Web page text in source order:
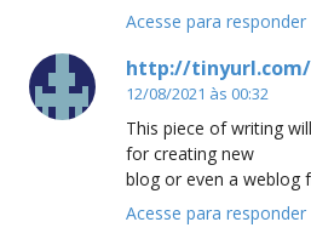
Acesse para responder
http://tinyurl.com/
12/08/2021 às 00:32
This piece of writing
for creating new
blog or even a weblog
Acesse para responder